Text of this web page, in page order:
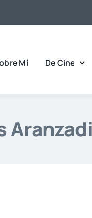
Mí De Cine
Aranzadi